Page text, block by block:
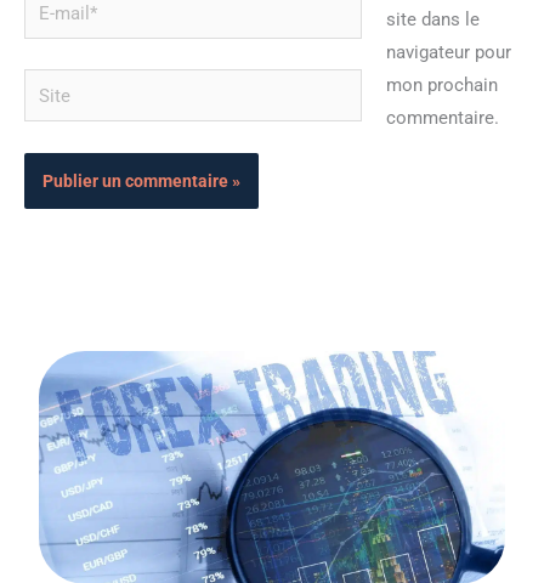
mail*
Site
site dans le
navigateur pour
mon prochain
commentaire.